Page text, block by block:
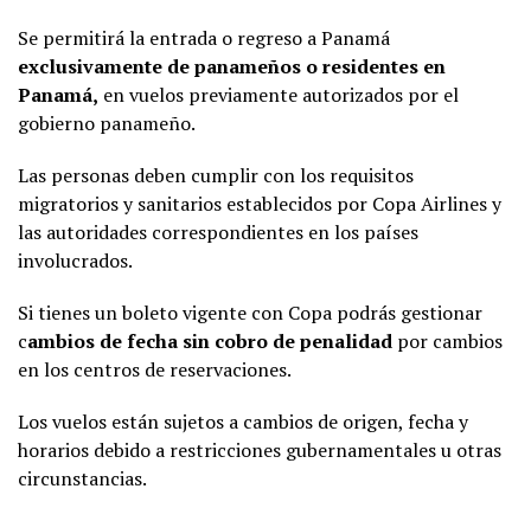
Se permitirá la entrada o regreso a Panamá
exclusivamente de panameños o residentes en
Panamá, en vuelos previamente autorizados por el
gobierno panameño.
Las personas deben cumplir con los requisitos
migratorios y sanitarios establecidos por Copa Airlines y
las autoridades correspondientes en los países
involucrados.
Si tienes un boleto vigente con Copa podrás gestionar
cambios de fecha sin cobro de penalidad por cambios
en los centros de reservaciones.
Los vuelos están sujetos a cambios de origen, fecha y
horarios debido a restricciones gubernamentales u otras
circunstancias.